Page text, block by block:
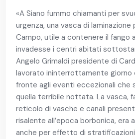
«A Siano fummo chiamanti per
urgenza, una vasca di
Campo, utile a contenere il fango
invadesse i centri abitati
Angelo Grimaldi presidente di
lavorato ininterrottamente giorno
fronte agli eventi eccezionali che
quella terribile nottata. La vasca,
reticolo di vasche e canali
risalente all’epoca borbonica, era
anche per effetto di